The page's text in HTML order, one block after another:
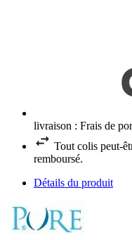
livraison : Frais de
Tout colis peut-
remboursé.
Détails du produit